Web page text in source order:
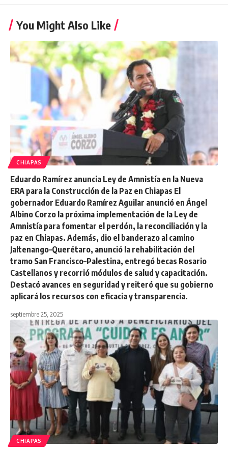
You Might Also Like
CHIAPAS
Eduardo Ramírez anuncia Ley de Amnistía en la Nueva
ERA para la Construcción de la Paz en Chiapas El
gobernador Eduardo Ramírez Aguilar anunció en Ángel
Albino Corzo la próxima implementación de la Ley de
Amnistía para fomentar el perdón, la reconciliación y la
paz en Chiapas. Además, dio el banderazo al camino
Jaltenango–Querétaro, anunció la rehabilitación del
tramo San Francisco–Palestina, entregó becas Rosario
Castellanos y recorrió módulos de salud y capacitación.
Destacó avances en seguridad y reiteró que su gobierno
aplicará los recursos con eficacia y transparencia.
septiembre 25, 2025
CHIAPAS